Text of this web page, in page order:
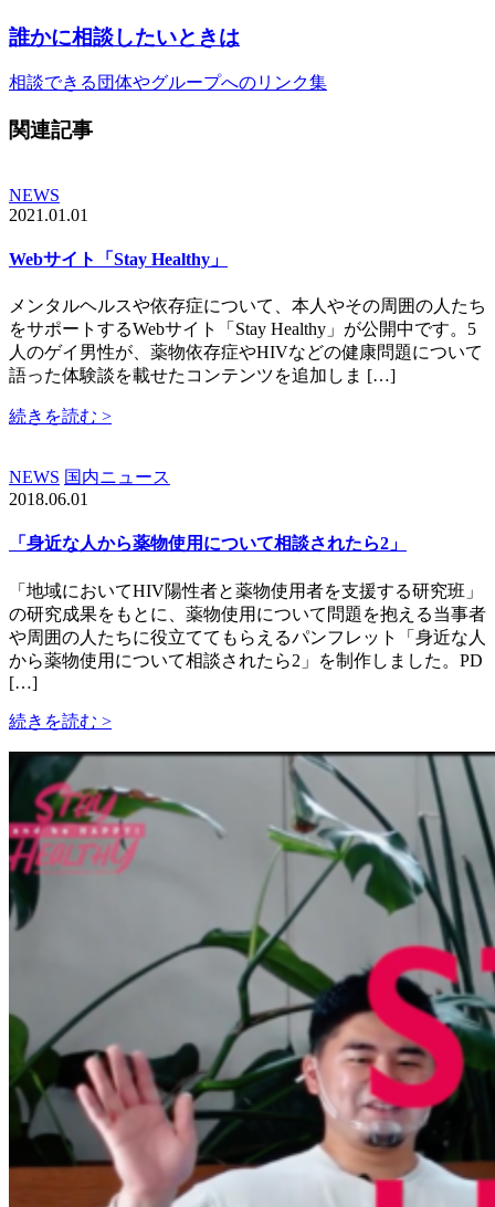
誰かに相談したいときは
相談できる団体やグループへのリンク集
関連記事
NEWS
2021.01.01
Webサイト「Stay Healthy」
メンタルヘルスや依存症について、本人やその周囲の人たち
をサポートするWebサイト「Stay Healthy」が公開中です。5
人のゲイ男性が、薬物依存症やHIVなどの健康問題について
語った体験談を載せたコンテンツを追加しま […]
続きを読む >
NEWS 国内ニュース
2018.06.01
「身近な人から薬物使用について相談されたら2」
「地域においてHIV陽性者と薬物使用者を支援する研究班」
の研究成果をもとに、薬物使用について問題を抱える当事者
や周囲の人たちに役立ててもらえるパンフレット「身近な人
から薬物使用について相談されたら2」を制作しました。PD
[…]
続きを読む >